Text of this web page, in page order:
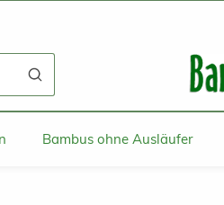
Bambus ohne Ausläufer